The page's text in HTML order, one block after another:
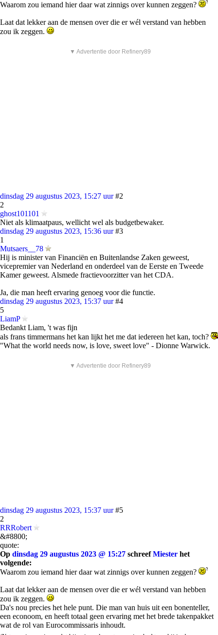
Waarom zou iemand hier daar wat zinnigs over kunnen zeggen?
Laat dat lekker aan de mensen over die er wél verstand van hebben
zou ik zeggen.
▼ Advertentie door Refinery89
dinsdag 29 augustus 2023, 15:27 uur #2
2
ghost101101
Niet als klimaatpaus, wellicht wel als budgetbewaker.
dinsdag 29 augustus 2023, 15:36 uur #3
1
Mutsaers__78
Hij is minister van Financiën en Buitenlandse Zaken geweest,
vicepremier van Nederland en onderdeel van de Eerste en Tweede
Kamer geweest. Alsmede fractievoorzitter van het CDA.
Ja, die man heeft ervaring genoeg voor die functie.
dinsdag 29 augustus 2023, 15:37 uur #4
5
LiamP
Bedankt Liam, 't was fijn
als frans timmermans het kan lijkt het me dat iedereen het kan, toch?
"What the world needs now, is love, sweet love" - Dionne Warwick.
▼ Advertentie door Refinery89
dinsdag 29 augustus 2023, 15:37 uur #5
2
RRRobert
&#8800;
quote:
Op dinsdag 29 augustus 2023 @ 15:27 schreefMiester het
volgende:
Waarom zou iemand hier daar wat zinnigs over kunnen zeggen?
Laat dat lekker aan de mensen over die er wél verstand van hebben
zou ik zeggen.
Da's nou precies het hele punt. Die man van huis uit een bonenteller,
een econoom, en heeft totaal geen ervaring met het brede takenpakket
wat de rol van Eurocommissaris inhoudt.